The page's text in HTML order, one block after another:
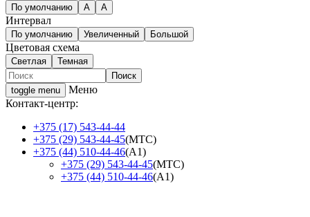
По умолчанию A A
Интервал
По умолчанию Увеличенный Большой
Цветовая схема
Светлая Темная
toggle menu
Меню
Контакт-центр:
+375 (17) 543-44-44
+375 (29) 543-44-45(МТС)
+375 (44) 510-44-46(А1)
+375 (29) 543-44-45(МТС)
+375 (44) 510-44-46(А1)